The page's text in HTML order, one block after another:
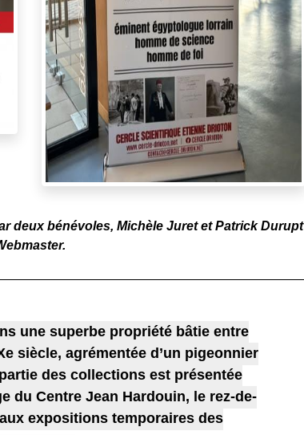
deux bénévoles, Michèle Juret et Patrick Durupt
une superbe propriété bâtie entre
siècle, agrémentée d’un pigeonnier
des collections est présentée
du Centre Jean Hardouin, le rez-de-
expositions temporaires des